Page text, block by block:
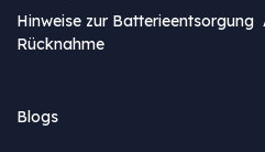
Hinweise zur
Rücknahme
Blogs